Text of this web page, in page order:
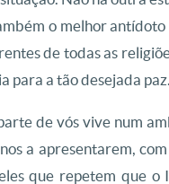
o melhor
de todas as
para a tão desejada paz.
de vós vive num
a apresentarem,
que repetem que o